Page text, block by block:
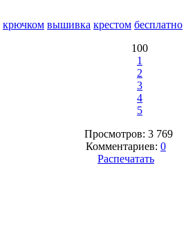
крючком вышивка крестом бесплатно
100
1
2
3
4
5
Просмотров: 3 769
Комментариев: 0
Распечатать